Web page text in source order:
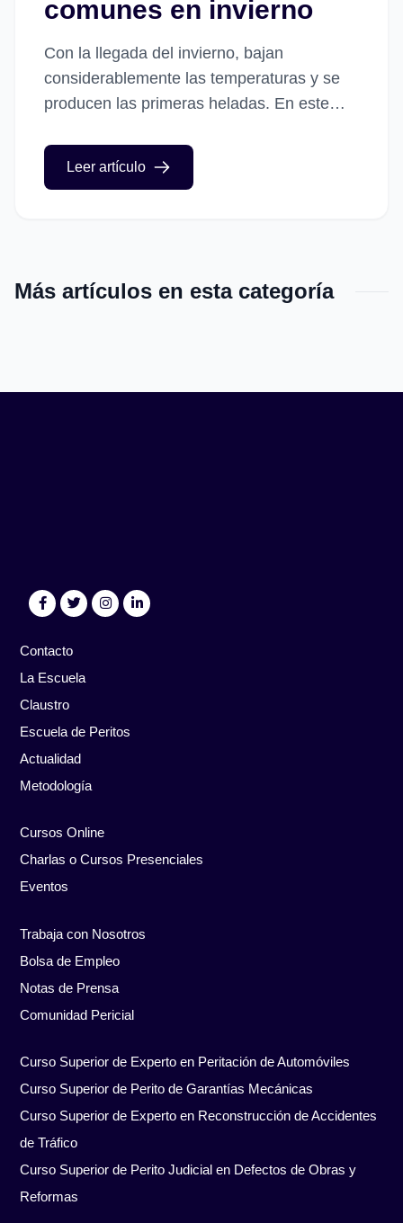
comunes en invierno
Con la llegada del invierno, bajan
considerablemente las temperaturas y se
producen las primeras heladas. En este
puedan presentar ciertos problemas
técnicos. En...
Leer artículo
Más artículos en esta categoría
Contacto
La Escuela
Claustro
Escuela de Peritos
Actualidad
Metodología
Cursos Online
Charlas o Cursos Presenciales
Eventos
Trabaja con Nosotros
Bolsa de Empleo
Notas de Prensa
Comunidad Pericial
Curso Superior de Experto en Peritación de Automóviles
Curso Superior de Perito de Garantías Mecánicas
Curso Superior de Experto en Reconstrucción de Accidentes
de Tráfico
Curso Superior de Perito Judicial en Defectos de Obras y
Reformas